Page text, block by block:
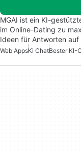
MGAI ist ein KI-
im Online-Dating zu
Ideen für Antworten
Web AppsKi ChatBester KI-